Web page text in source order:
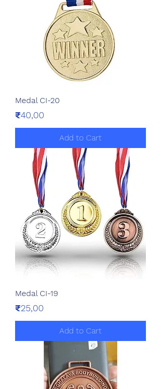
Medal CI-20
Price
₹40,00
Add to Cart
Medal CI-19
Price
₹25,00
Add to Cart